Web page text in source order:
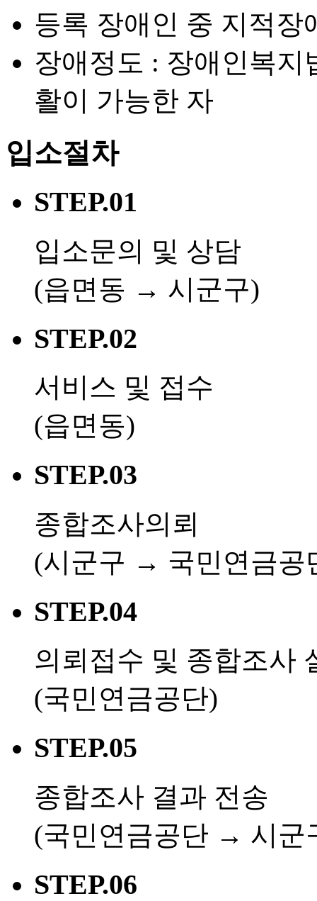
등록 장애인 중 지적장
장애정도 : 장애인복
활이 가능한 자
입소절차
STEP.01
입소문의 및 상담
(읍면동 → 시군구)
STEP.02
서비스 및 접수
(읍면동)
STEP.03
종합조사의뢰
(시군구 → 국민연금공
STEP.04
의뢰접수 및 종합조사
(국민연금공단)
STEP.05
종합조사 결과 전송
(국민연금공단 → 시군
STEP.06